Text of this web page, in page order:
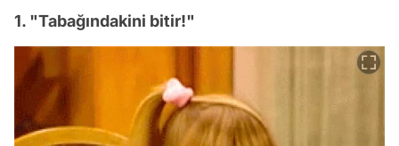
1. "Tabağındakini bitir!"